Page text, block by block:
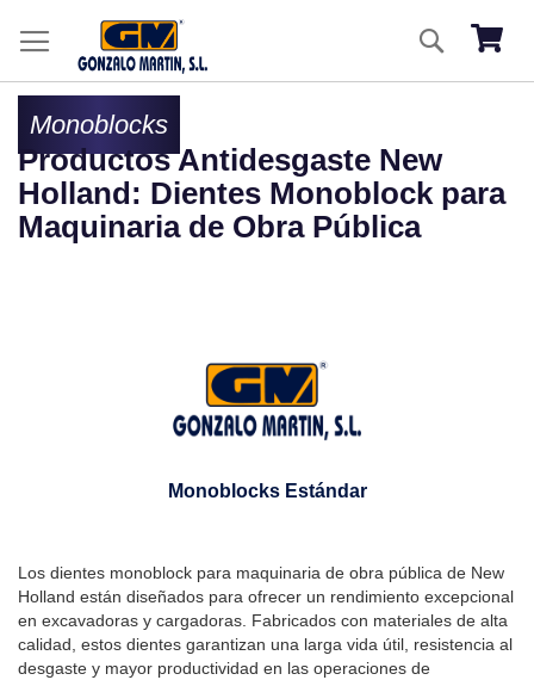
Mi
Buscar
Monoblocks
Productos Antidesgaste New
Holland: Dientes Monoblock para
Maquinaria de Obra Pública
Monoblocks Estándar
Los dientes monoblock para maquinaria de obra pública de New
Holland están diseñados para ofrecer un rendimiento excepcional
en excavadoras y cargadoras. Fabricados con materiales de alta
calidad, estos dientes garantizan una larga vida útil, resistencia al
desgaste y mayor productividad en las operaciones de